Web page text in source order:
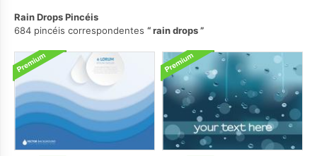
Rain Drops Pincéis
684 pincéis correspondentes
rain drops